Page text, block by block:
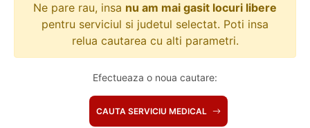
Ne pare rau, insa nu am mai gasit locuri libere
pentru serviciul si judetul selectat. Poti insa
relua cautarea cu alti parametri.
Efectueaza o noua cautare:
CAUTA SERVICIU MEDICAL